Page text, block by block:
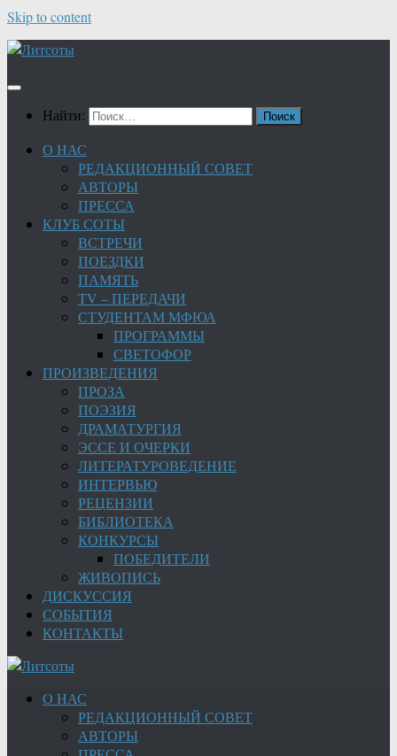
Skip to content
Найти:
О НАС
РЕДАКЦИОННЫЙ СОВЕТ
АВТОРЫ
ПРЕССА
КЛУБ СОТЫ
ВСТРЕЧИ
ПОЕЗДКИ
ПАМЯТЬ
TV – ПЕРЕДАЧИ
СТУДЕНТАМ МФЮА
ПРОГРАММЫ
СВЕТОФОР
ПРОИЗВЕДЕНИЯ
ПРОЗА
ПОЭЗИЯ
ДРАМАТУРГИЯ
ЭССЕ И ОЧЕРКИ
ЛИТЕРАТУРОВЕДЕНИЕ
ИНТЕРВЬЮ
РЕЦЕНЗИИ
БИБЛИОТЕКА
КОНКУРСЫ
ПОБЕДИТЕЛИ
ЖИВОПИСЬ
ДИСКУССИЯ
СОБЫТИЯ
КОНТАКТЫ
О НАС
РЕДАКЦИОННЫЙ СОВЕТ
АВТОРЫ